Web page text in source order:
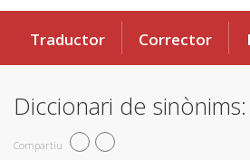
Traductor Corrector
Diccionari de
Compartiu